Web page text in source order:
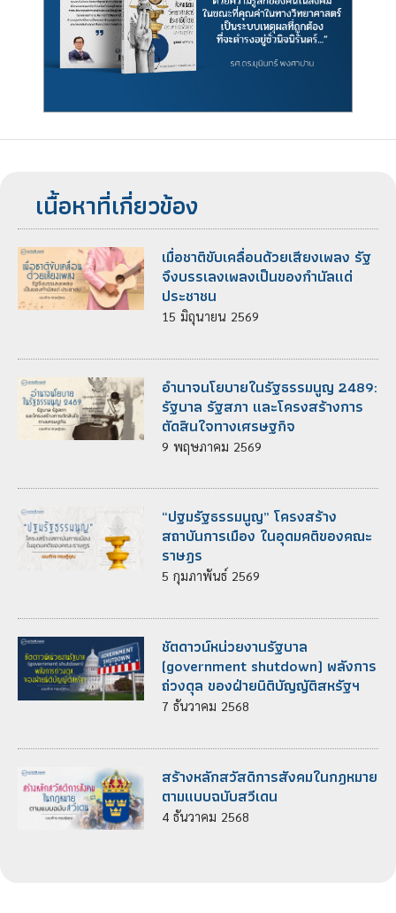
เนื้อหาที่เกี่ยวข้อง
เมื่อชาติขับเคลื่อนด้วยเสียงเพลง รัฐ
จึงบรรเลงเพลงเป็นของกำนัลแด่
ประชาชน
15 มิถุนายน 2569
อำนาจนโยบายในรัฐธรรมนูญ 2489:
รัฐบาล รัฐสภา และโครงสร้างการ
ตัดสินใจทางเศรษฐกิจ
9 พฤษภาคม 2569
“ปฐมรัฐธรรมนูญ” ​โครงสร้าง
สถาบันการเมือง ในอุดมคติของคณะ
ราษฎร
5 กุมภาพันธ์ 2569
ชัตดาวน์หน่วยงานรัฐบาล
(government shutdown) พลังการ
ถ่วงดุล ของฝ่ายนิติบัญญัติสหรัฐฯ
7 ธันวาคม 2568
สร้างหลักสวัสดิการสังคมในกฎหมาย
ตามแบบฉบับสวีเดน
4 ธันวาคม 2568